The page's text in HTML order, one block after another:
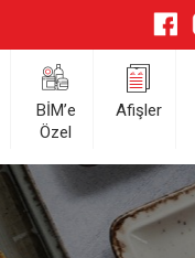
BİM’e
Özel
Afişler